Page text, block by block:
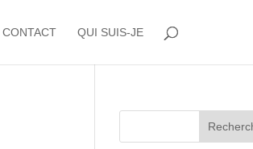
CONTACT QUI SUIS-JE